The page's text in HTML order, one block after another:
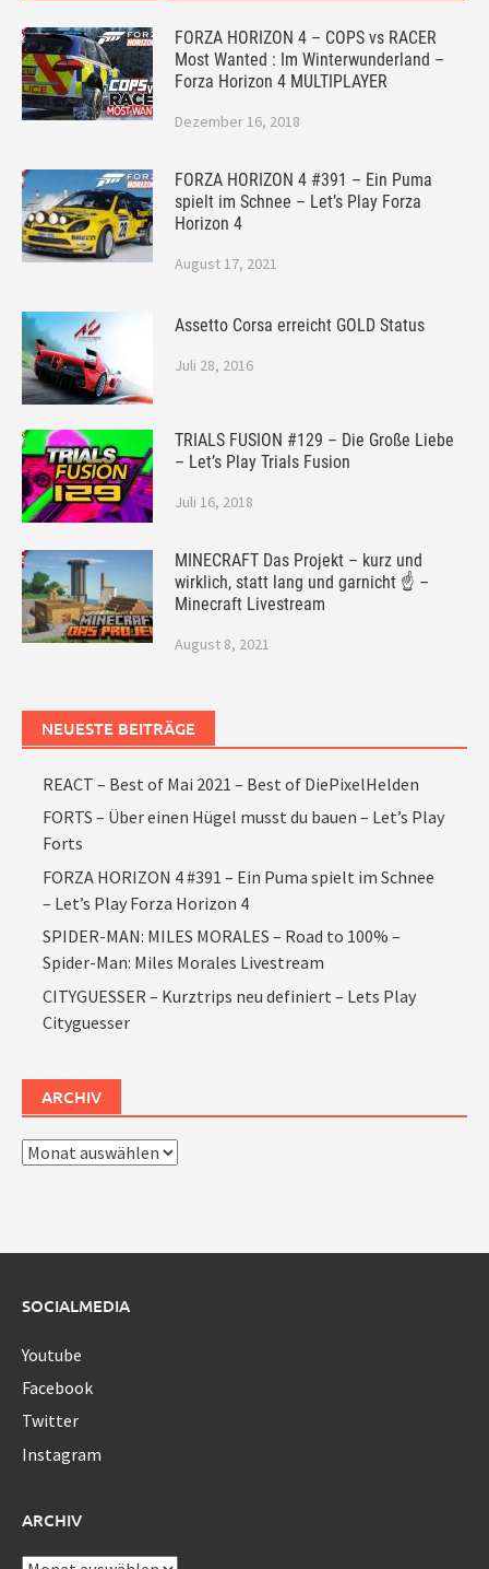
FORZA HORIZON 4 – COPS vs RACER
Most Wanted : Im Winterwunderland –
Forza Horizon 4 MULTIPLAYER
Dezember 16, 2018
FORZA HORIZON 4 #391 – Ein Puma
spielt im Schnee – Let’s Play Forza
Horizon 4
August 17, 2021
Assetto Corsa erreicht GOLD Status
Juli 28, 2016
TRIALS FUSION #129 – Die Große Liebe
– Let’s Play Trials Fusion
Juli 16, 2018
MINECRAFT Das Projekt – kurz und
wirklich, statt lang und garnicht ☝ –
Minecraft Livestream
August 8, 2021
NEUESTE BEITRÄGE
REACT – Best of Mai 2021 – Best of DiePixelHelden
FORTS – Über einen Hügel musst du bauen – Let’s Play
Forts
FORZA HORIZON 4 #391 – Ein Puma spielt im Schnee
– Let’s Play Forza Horizon 4
SPIDER-MAN: MILES MORALES – Road to 100% –
Spider-Man: Miles Morales Livestream
CITYGUESSER – Kurztrips neu definiert – Lets Play
Cityguesser
ARCHIV
Archiv
SOCIALMEDIA
Youtube
Facebook
Twitter
Instagram
ARCHIV